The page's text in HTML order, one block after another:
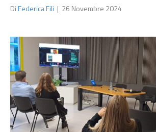
DiFederica Fili | 26 Novembre 2024